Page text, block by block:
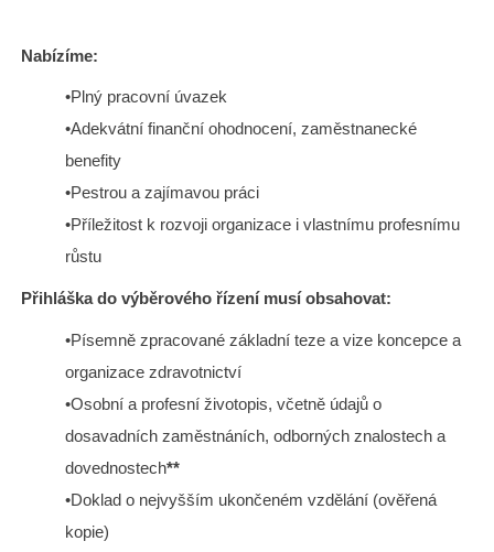
Nabízíme:
•Plný pracovní úvazek
•Adekvátní finanční ohodnocení, zaměstnanecké
benefity
•Pestrou a zajímavou práci
•Příležitost k rozvoji organizace i vlastnímu profesnímu
růstu
Přihláška do výběrového řízení musí obsahovat:
•Písemně zpracované základní teze a vize koncepce a
organizace zdravotnictví
•Osobní a profesní životopis, včetně údajů o
dosavadních zaměstnáních, odborných znalostech a
dovednostech**
•Doklad o nejvyšším ukončeném vzdělání (ověřená
kopie)